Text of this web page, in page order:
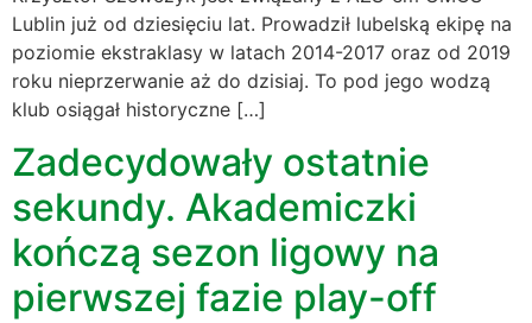
Lublin już od dziesięciu lat. Prowadził lubelską ekipę na
poziomie ekstraklasy w latach 2014-2017 oraz od 2019
roku nieprzerwanie aż do dzisiaj. To pod jego wodzą
klub osiągał historyczne […]
Zadecydowały ostatnie
sekundy. Akademiczki
kończą sezon ligowy na
pierwszej fazie play-off